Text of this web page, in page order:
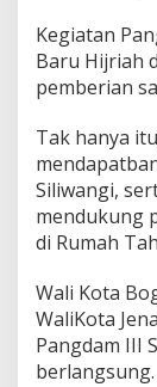
Kegiatan
Baru Hijriah
pemberian
Tak hanya
Siliwangi,
mendukung
di Rumah
Wali Kota
WaliKota
Pangdam III
berlangsung.